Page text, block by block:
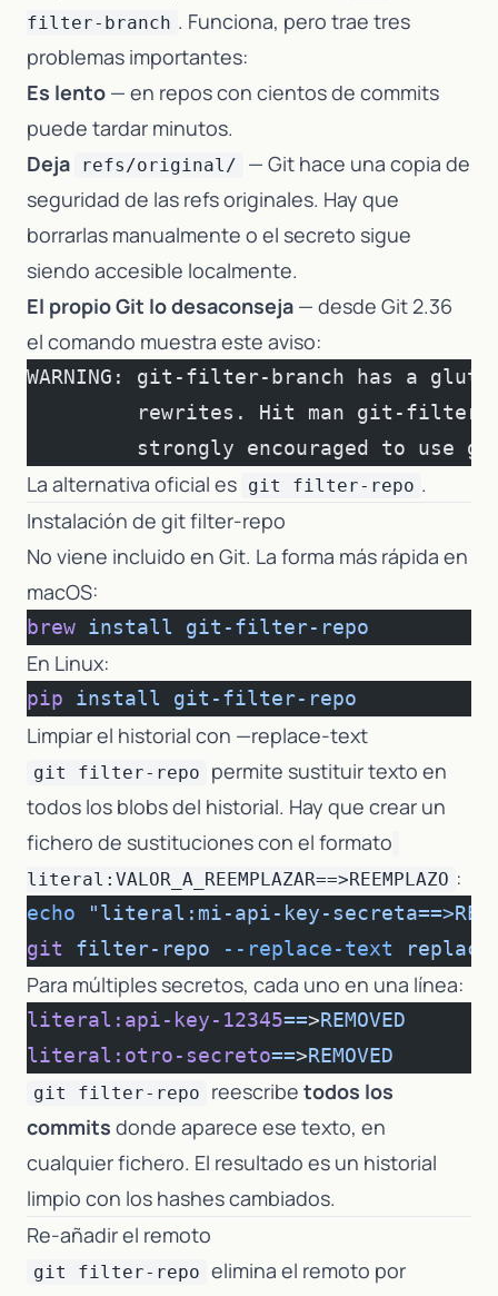
filter-branch . Funciona, pero trae tres
problemas importantes:
Es lento — en repos con cientos de commits
puede tardar minutos.
Deja
refs/original/
— Git hace una copia de
seguridad de las refs originales. Hay que
borrarlas manualmente o el secreto sigue
siendo accesible localmente.
El propio Git lo desaconseja — desde Git 2.36
el comando muestra este aviso:
WARNING: git-filter-branch has a glut
rewrites. Hit man git-
strongly encouraged to use
La alternativa oficial es git filter-repo .
Instalación de git filter-repo
No viene incluido en Git. La forma más rápida en
macOS:
brew install git-filter-repo
En Linux:
pip install git-filter-repo
Limpiar el historial con —replace-text
git filter-repo
permite sustituir texto en
todos los blobs del historial. Hay que crear un
fichero de sustituciones con el formato
literal:VALOR_A_REEMPLAZAR==>REEMPLAZO :
echo "literal:mi-api-key-
git filter-repo --replace-text
Para múltiples secretos, cada uno en una línea:
literal:api-key-12345==>REMOVED
literal:otro-secreto==>REMOVED
git filter-repo reescribe todos los
commits donde aparece ese texto, en
cualquier fichero. El resultado es un historial
limpio con los hashes cambiados.
Re-añadir el remoto
git filter-repo elimina el remoto por